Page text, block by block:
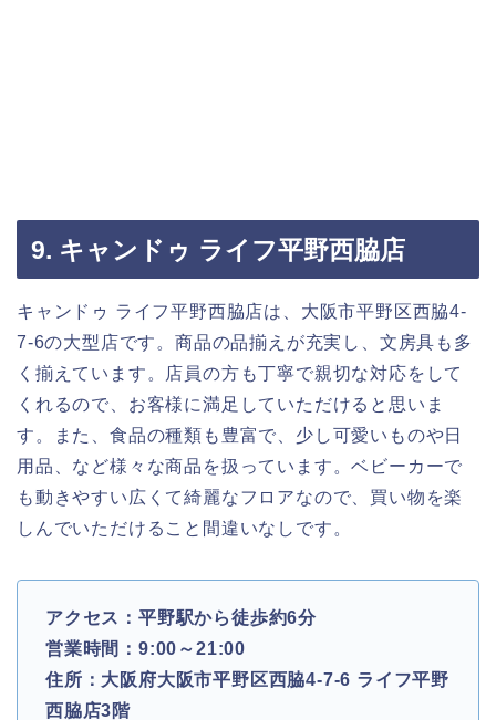
9. キャンドゥ ライフ平野西脇店
キャンドゥ ライフ平野西脇店は、大阪市平野区西脇4-
7-6の大型店です。商品の品揃えが充実し、文房具も多
く揃えています。店員の方も丁寧で親切な対応をして
くれるので、お客様に満足していただけると思いま
す。また、食品の種類も豊富で、少し可愛いものや日
用品、など様々な商品を扱っています。ベビーカーで
も動きやすい広くて綺麗なフロアなので、買い物を楽
しんでいただけること間違いなしです。
アクセス：平野駅から徒歩約6分
営業時間：9:00～21:00
住所：大阪府大阪市平野区西脇4-7-6 ライフ平野
西脇店3階